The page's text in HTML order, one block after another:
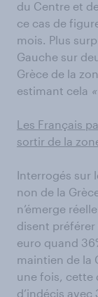
du Centre et
ce cas de
mois. Plus
Gauche sur
Grèce de la
estimant cela
Les Français
sortir de la
Interrogés sur
non de la
n’émerge
disent préférer
euro quand
maintien de la
une fois, cette
d’indécis avec